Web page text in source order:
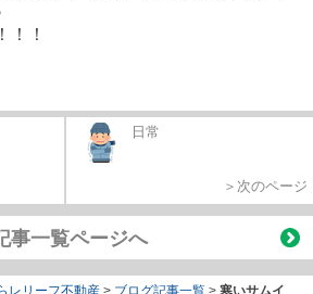
！！
日常
＞次のページ
事一覧ページへ